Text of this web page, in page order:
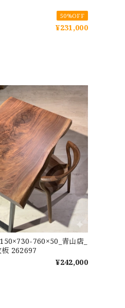
50%OFF
¥231,000
760×50_青山店_
262697
¥242,000